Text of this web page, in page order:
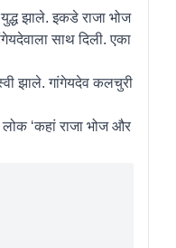
झाले. इकडे राजा भोज
साथ दिली. एका
झाले. गांगेयदेव कलचुरी
‘कहां राजा भोज और